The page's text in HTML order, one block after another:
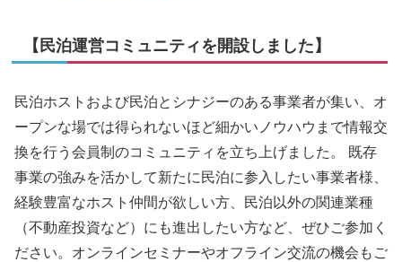
【民泊運営コミュニティを開設しました】
民泊ホストおよび民泊とシナジーのある事業者が集い、オ
ープンな場では得られないほど細かいノウハウまで情報交
換を行う会員制のコミュニティを立ち上げました。 既存
事業の強みを活かして新たに民泊に参入したい事業者様、
経験豊富なホスト仲間が欲しい方、民泊以外の関連業種
（不動産投資など）にも進出したい方など、ぜひご参加く
ださい。オンラインセミナーやオフライン交流の機会もご